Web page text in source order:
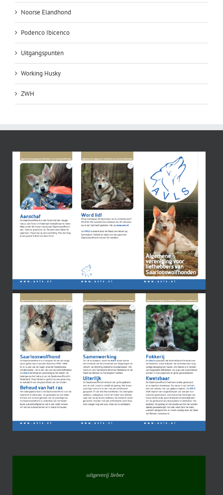
Noorse Elandhond
Podenco Ibicenco
Uitgangspunten
Working Husky
ZWH